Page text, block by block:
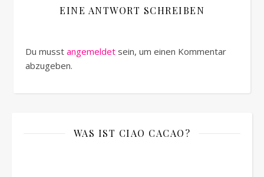
EINE ANTWORT SCHREIBEN
Du musst angemeldet sein, um einen Kommentar
abzugeben.
WAS IST CIAO CACAO?